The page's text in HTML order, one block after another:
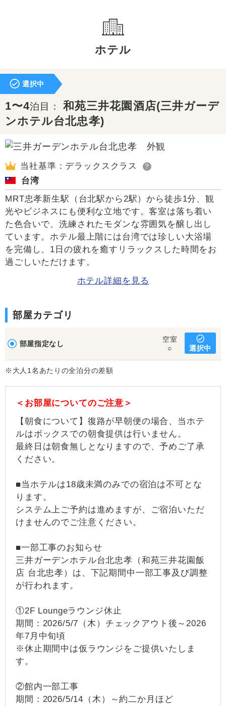
ホテル
選択中
1〜4泊目：和苑三井花園酒店(三井ガーデ
ンホテル台北忠孝)
当社基準：デラックスクラス ?
台湾
MRT忠孝新生駅（台北駅から2駅）から徒歩1分、観
光やビジネスにも便利な立地です。客室は落ち着い
た色合いで、洗練されたモダンな雰囲気を醸し出し
ています。ホテル最上階には台湾では珍しい大浴場
を完備し、1日の疲れを癒すリラックスした時間をお
過ごしいただけます。
ホテル詳細を見る
部屋カテゴリ
部屋指定なし
空室
○
選択中
※大人1名あたりの全泊分の差額
＜お部屋についてのご注意＞
【朝食について】復路が早朝便の場合、当ホテ
ルはボックスでの朝食提供は行いません。
最終日は朝食無しとなりますので、予めご了承
ください。
■当ホテルは18歳未満のみでの宿泊は不可とな
ります。
システム上ご予約は進めますが、ご宿泊いただ
けませんのでご注意ください。
■一部工事のお知らせ
三井ガーデンホテル台北忠孝（和苑三井花園飯
店 台北忠孝）は、下記期間中一部工事及び調整
が行われます。
①2F Loungeラウンジ休止
期間：2026/5/7（木）チェックアウト後～2026
年7月中旬頃
※休止期間中は仮ラウンジをご提供いたしま
す。
②館内一部工事
期間：2026/5/14（木）～約二か月ほど